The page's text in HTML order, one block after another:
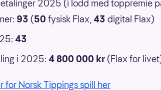
2025 (i lodd med toppremie
93 (50 fysisk Flax, 43 digital Flax)
43
i 2025: 4 800 000 kr (Flax for
for Norsk Tippings spill her